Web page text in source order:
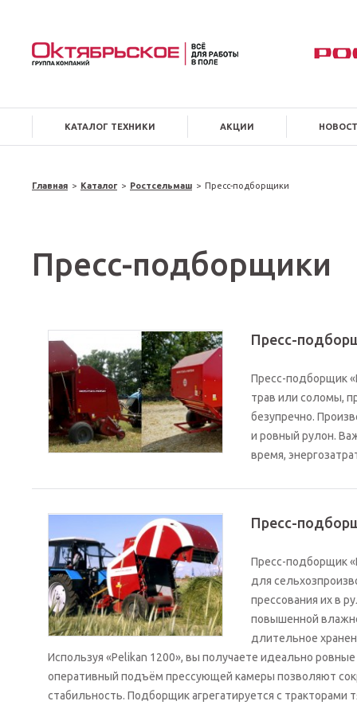
КАТАЛОГ ТЕХНИКИ АКЦИИ
Главная > Каталог > Ростсельмаш > Пресс-подборщики
Пресс-подборщики
Пресс-
Пресс-подборщик
трав или соломы,
безупречно.
и ровный рулон.
время,
Пресс-
Пресс-подборщик
для
прессования их в
повышенной
длительное
Используя «Pelikan 1200», вы получаете идеально
оперативный подъём прессующей камеры позволяют
стабильность. Подборщик агрегатируется с тракторами